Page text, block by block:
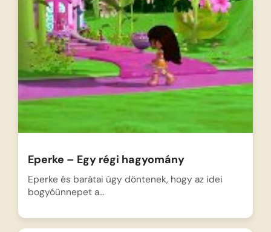
Eperke – Egy régi hagyomány
Eperke és barátai úgy döntenek, hogy az idei
bogyóünnepet a…